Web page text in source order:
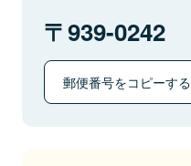
939-0242
郵便番号をコピーする